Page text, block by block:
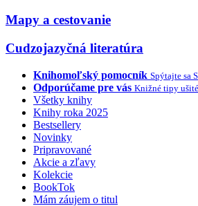
Mapy a cestovanie
Cudzojazyčná literatúra
Knihomoľský pomocník Spýtajte sa
Odporúčame pre vás Knižné tipy
Všetky knihy
Knihy roka 2025
Bestsellery
Novinky
Pripravované
Akcie a zľavy
Kolekcie
BookTok
Mám záujem o titul